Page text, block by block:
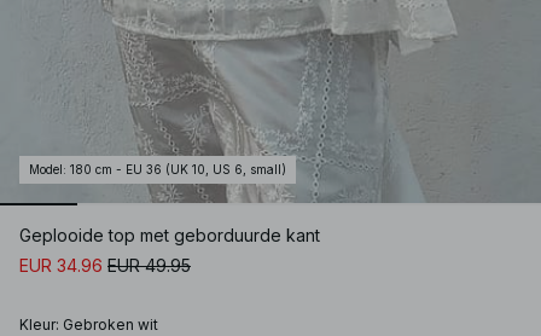
Model : 180 cm - EU 36 (UK 10, US 6, small)
Geplooide top met geborduurde kant
EUR 34.96 EUR 49.95
Kleur: Gebroken wit